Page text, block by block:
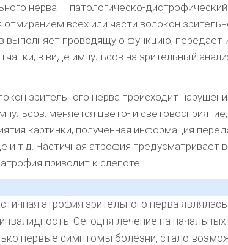
нерва — патологическо-
отмиранием всех или части волокон
выполняет проводящую функцию, передает
в виде импульсов на зрительный
зрительного нерва происходит
меняется цвето- и
картинки, полученная информация
и т.д. Частичная атрофия предусматривает
приводит к слепоте .
атрофия зрительного нерва
Сегодня лечение на начальных
первые симптомы болезни, стало